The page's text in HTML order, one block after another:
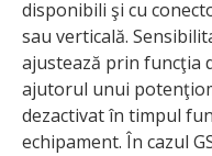
disponibili şi cu
sau verticală.
ajustează prin funcţia
ajutorul unui
dezactivat în timpul
echipament. În cazul